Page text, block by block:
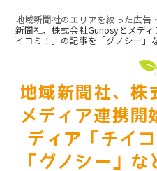
地域新聞社のエリアを絞った広告
新聞社、株式会社Gunosyとメデ
イコミ！」の記事を「グノシー」
地域新聞社、株
メディア連携
ディア「チイ
「グノシー」